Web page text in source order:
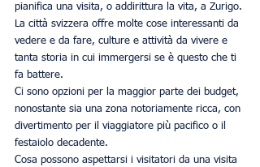
pianifica una visita, o addirittura la vita, a Zurigo.
La città svizzera offre molte cose interessanti da
vedere e da fare, culture e attività da vivere e
tanta storia in cui immergersi se è questo che ti
fa battere.
Ci sono opzioni per la maggior parte dei budget,
nonostante sia una zona notoriamente ricca, con
divertimento per il viaggiatore più pacifico o il
festaiolo decadente.
Cosa possono aspettarsi i visitatori da una visita